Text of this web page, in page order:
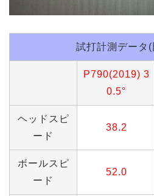
試打計測データ
P790(2019) 3
0.5°
ヘッドスピ
ード
38.2
ボールスピ
ード
52.0